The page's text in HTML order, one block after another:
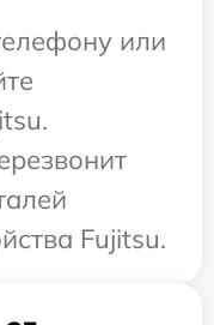
или
Fujitsu.